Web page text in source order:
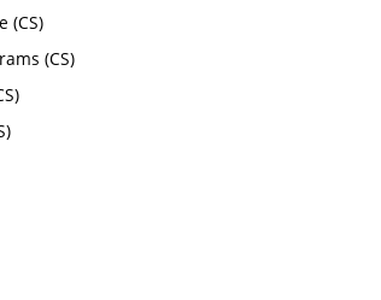
(CS)
(CS)